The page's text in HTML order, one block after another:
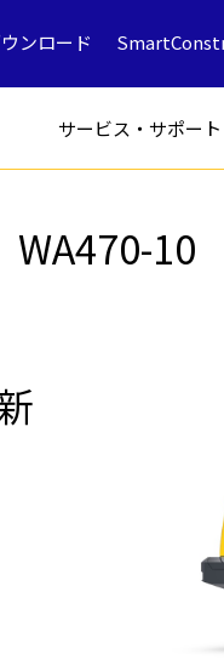
ンロード
サービス・サポート
WA470-10